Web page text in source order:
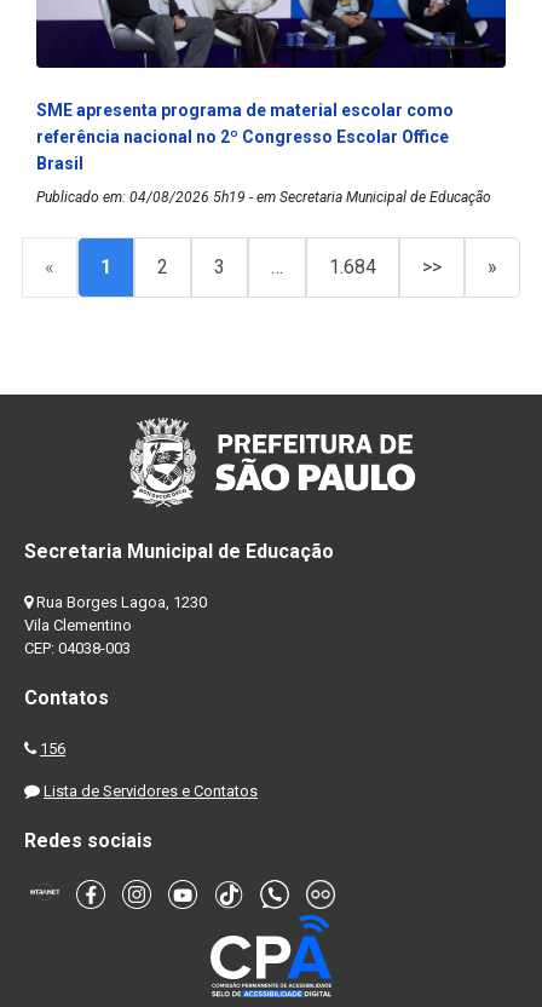
SME apresenta programa de material escolar como
referência nacional no 2º Congresso Escolar Office
Brasil
Publicado em: 04/08/2026 5h19 - em Secretaria Municipal de Educação
« 1 2 3 … 1.684 >> »
Secretaria Municipal de Educação
Rua Borges Lagoa, 1230
Vila Clementino
CEP: 04038-003
Contatos
156
Lista de Servidores e Contatos
Redes sociais